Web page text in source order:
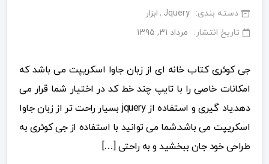
دسته بندی: Jquery ابزار
تاریخ انتشار:
مرداد ۳۱, ۱۳۹۵
جی کوئری کتاب خانه ای از زبان جاوا اسکریپت می باشد که
امکانات خاصی را با تایپ چند خط کد در اختیار شما قرار می
دهد.یاد گیری و استفاده از jquery بسیار راحت تر از زبان جاوا
اسکریپت می باشد.شما می توانید با استفاده از جی کوئری به
طراحی خود جان ببخشید و به راحتی […]